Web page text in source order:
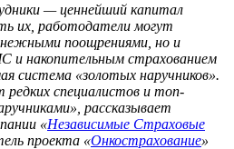
— ценнейший капитал
их, работодатели могут
поощрениями, но и
и накопительным страхованием
система «золотых наручников».
специалистов и топ-
рассказывает
«Независимые Страховые
проекта «Онкострахование»